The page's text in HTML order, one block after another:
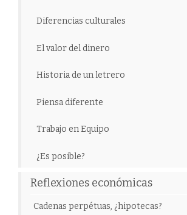
Diferencias culturales
El valor del dinero
Historia de un letrero
Piensa diferente
Trabajo en Equipo
¿Es posible?
Reflexiones económicas
Cadenas perpétuas, ¿hipotecas?